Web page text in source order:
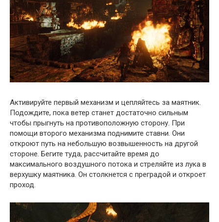
Активируйте первый механизм и цепляйтесь за маятник.
Подождите, пока ветер станет достаточно сильным
чтобы прыгнуть на противоположную сторону. При
помощи второго механизма поднимите ставни. Они
откроют путь на небольшую возвышенность на другой
стороне. Бегите туда, рассчитайте время до
максимального воздушного потока и стреляйте из лука в
верхушку маятника. Он столкнется с преградой и откроет
проход.